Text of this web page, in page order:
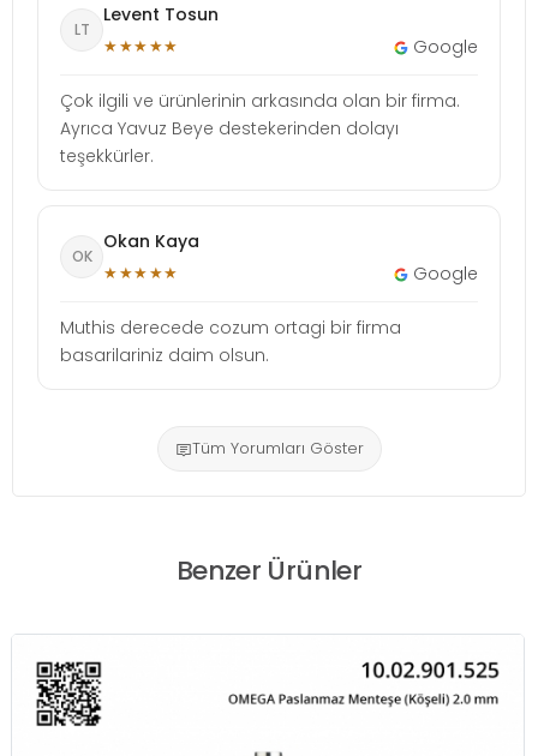
LT
Levent Tosun
★★★★★ Google
Çok ilgili ve ürünlerinin arkasında olan bir firma.
Ayrıca Yavuz Beye destekerinden dolayı
teşekkürler.
OK
Okan Kaya
★★★★★ Google
Muthis derecede cozum ortagi bir firma
basarilariniz daim olsun.
Tüm Yorumları Göster
Benzer Ürünler